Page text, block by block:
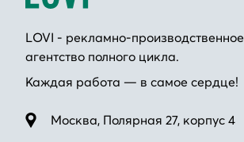
LOVI - рекламно-производственное
агентство полного цикла.
Каждая работа — в самое сердце!
Москва, Полярная 27, корпус 4